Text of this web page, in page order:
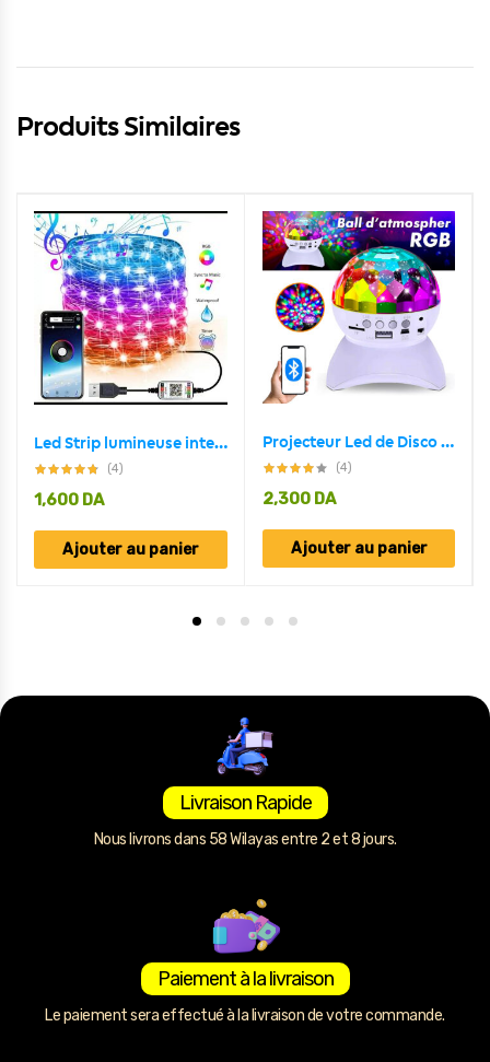
Produits Similaires
Led Strip lumineuse intelligente 5M USB Bluetooth pour décoration
(4)
1,600 DA
Ajouter au panier
Projecteur Led de Disco RGB intelligente décoration Chambre à coucher
(4)
2,300 DA
Ajouter au panier
Livraison Rapide
Nous livrons dans 58 Wilayas entre 2 et 8 jours.
Paiement à la livraison
Le paiement sera effectué à la livraison de votre commande.